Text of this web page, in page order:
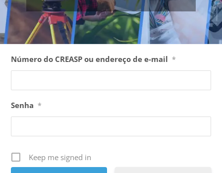
Número do CREASP ou endereço de e-mail *
Senha *
Keep me signed in